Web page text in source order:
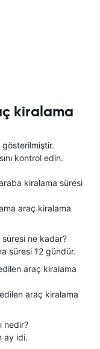
kiralama
gösterilmiştir.
kontrol edin.
kiralama süresi
araç kiralama
ne kadar?
süresi 12 gündür.
araç kiralama
araç kiralama
nedir?
ay idi.